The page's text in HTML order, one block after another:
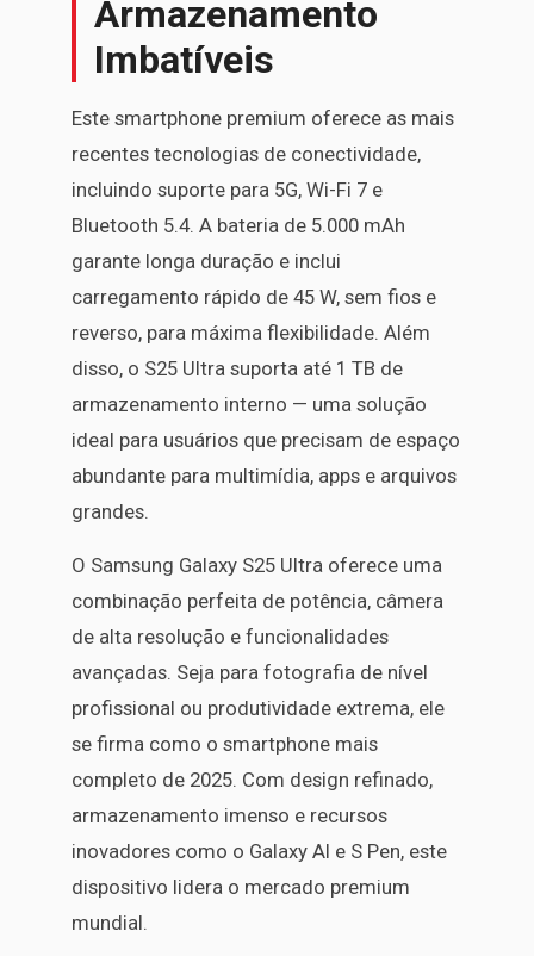
Armazenamento
Imbatíveis
Este smartphone premium oferece as mais
recentes tecnologias de conectividade,
incluindo suporte para 5G, Wi-Fi 7 e
Bluetooth 5.4. A bateria de 5.000 mAh
garante longa duração e inclui
carregamento rápido de 45 W, sem fios e
reverso, para máxima flexibilidade. Além
disso, o S25 Ultra suporta até 1 TB de
armazenamento interno — uma solução
ideal para usuários que precisam de espaço
abundante para multimídia, apps e arquivos
grandes.
O Samsung Galaxy S25 Ultra oferece uma
combinação perfeita de potência, câmera
de alta resolução e funcionalidades
avançadas. Seja para fotografia de nível
profissional ou produtividade extrema, ele
se firma como o smartphone mais
completo de 2025. Com design refinado,
armazenamento imenso e recursos
inovadores como o Galaxy AI e S Pen, este
dispositivo lidera o mercado premium
mundial.